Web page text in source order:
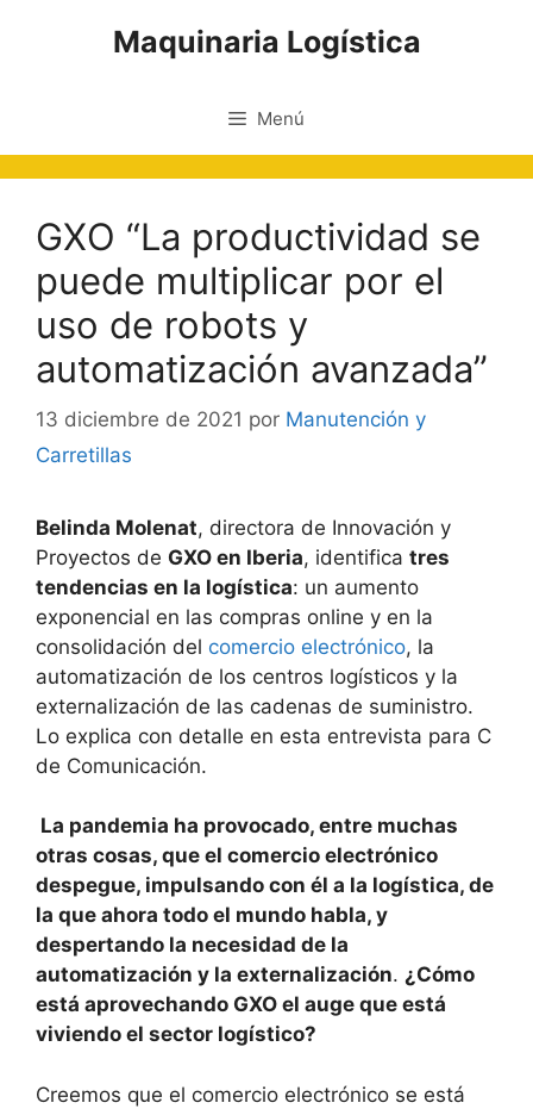
Maquinaria Logística
Menú
GXO “La productividad se
puede multiplicar por el
uso de robots y
automatización avanzada”
13 diciembre de 2021 por Manutención y
Carretillas
Belinda Molenat, directora de Innovación y
Proyectos de GXO en Iberia, identifica tres
tendencias en la logística: un aumento
exponencial en las compras online y en la
consolidación del comercio electrónico, la
automatización de los centros logísticos y la
externalización de las cadenas de suministro.
Lo explica con detalle en esta entrevista para C
de Comunicación.
La pandemia ha provocado, entre muchas
otras cosas, que el comercio electrónico
despegue, impulsando con él a la logística, de
la que ahora todo el mundo habla, y
despertando la necesidad de la
automatización y la externalización. ¿Cómo
está aprovechando GXO el auge que está
viviendo el sector logístico?
Creemos que el comercio electrónico se está